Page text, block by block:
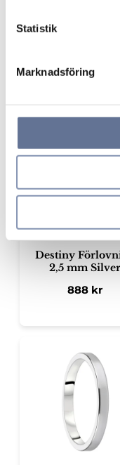
Statistik
Marknadsföring
2,5mm 18K
Destiny
2,5 mm Silver
888 kr